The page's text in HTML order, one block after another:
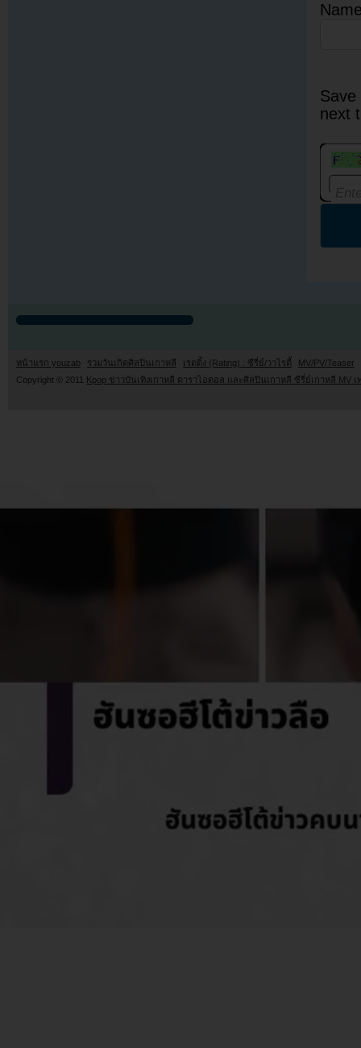
next
หน้าแรก youzab รวมวันเกิดศิลปินเกาหลี เรตติ้ง (Rating) : ซีรี่ย์/วาไรตี้
MV/PV/Teaser
Copyright © 2011 Kpop ข่าวบันเทิงเกาหลี ดาราไอดอล และศิลปินเกาหลี ซีรี่ย์เกาหลี MV